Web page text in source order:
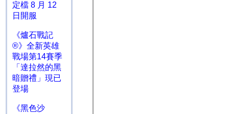
定檔 8 月 12
日開服
《爐石戰記
®》全新英雄
戰場第14賽季
「達拉然的黑
暗贈禮」現已
登場
《黑色沙